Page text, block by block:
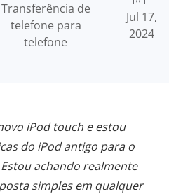
Transferência de
telefone para
telefone
Jul 17,
2024
iPod touch e estou
do iPod antigo para o
achando realmente
simples em qualquer